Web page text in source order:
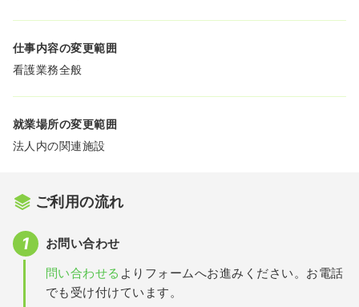
仕事内容の変更範囲
看護業務全般
就業場所の変更範囲
法人内の関連施設
ご利用の流れ
お問い合わせ
問い合わせる よりフォームへお進みください。お電話
でも受け付けています。